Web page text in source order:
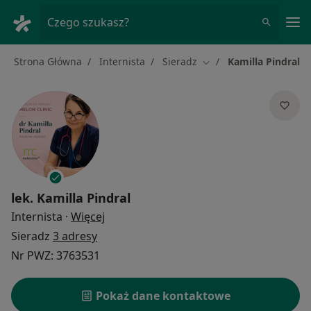
Czego szukasz?
Strona Główna Internista Sieradz Zmień miasto
Kamilla Pindral
lek. Kamilla Pindral
Internista · Więcej
Sieradz 3 adresy
Nr PWZ: 3763531
Pokaż dane kontaktowe